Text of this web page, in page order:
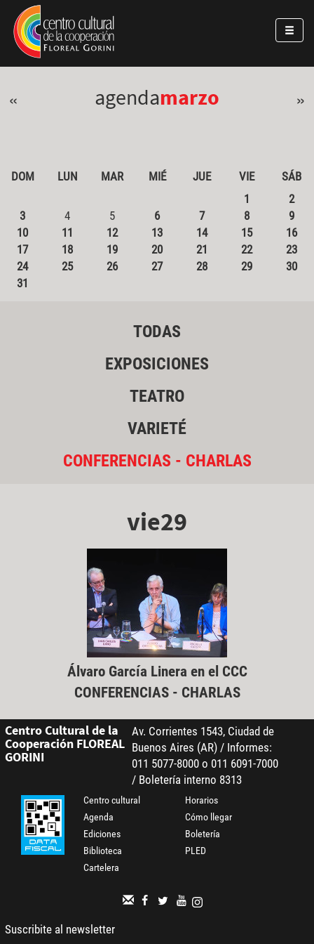
Pasar al contenido principal
Jump to main content
« agendamarzo »
DOM LUN MAR MIÉ JUE VIE
SÁB
1
2
3
4 5 6 7 8
9
10
11 12 13 14 15
16
17
18 19 20 21 22
23
24
25 26 27 28 29
30
31
TODAS
EXPOSICIONES
TEATRO
VARIETÉ
CONFERENCIAS - CHARLAS
vie29
Álvaro García Linera en el CCC
CONFERENCIAS - CHARLAS
Centro Cultural de la
Cooperación FLOREAL
GORINI
Av. Corrientes 1543, Ciudad de
Buenos Aires (AR) / Informes:
011 5077-8000 o 011 6091-7000
/ Boletería interno 8313
Centro cultural
Agenda
Ediciones
Biblioteca
Cartelera
Horarios
Cómo llegar
Boletería
PLED
Suscribite al newsletter